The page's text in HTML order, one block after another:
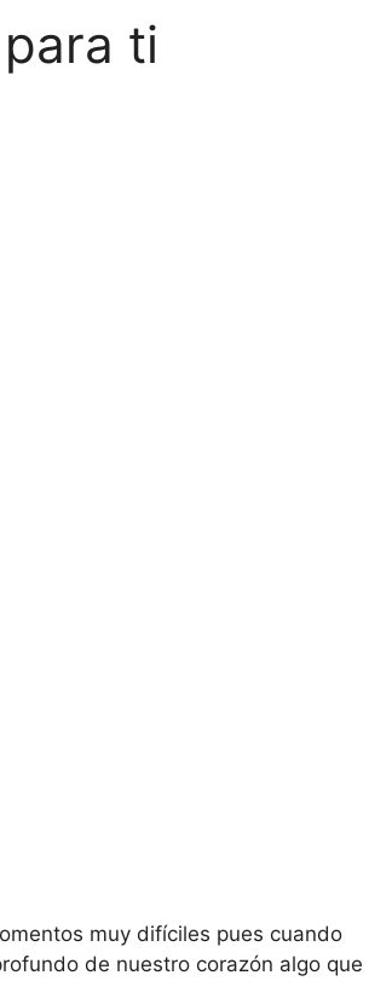
ti
muy difíciles pues cuando
de nuestro corazón algo que